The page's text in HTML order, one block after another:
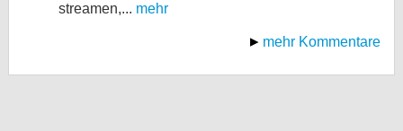
streamen,... mehr
mehr Kommentare